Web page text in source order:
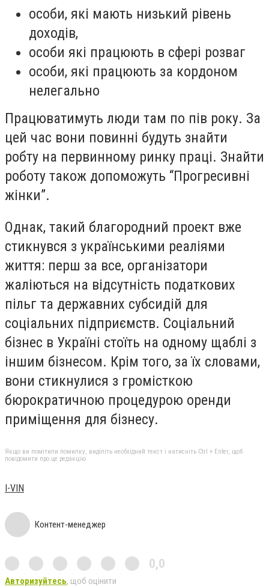
особи, які мають низький рівень
доходів,
особи які працюють в сфері розваг
особи, які працюють за кордоном
нелегально
Працюватимуть люди там по пів року. За
цей час вони повинні будуть знайти
робту на первинному ринку праці. Знайти
роботу також допоможуть “Прогресивні
жінки”.
Однак, такий благородний проект вже
стикнувся з українськими реаліями
життя: перш за все, організатори
жаліються на відсутність податкових
пільг та державних субсидій для
соціальних підприємств. Соціальний
бізнес в Україні стоїть на одному щаблі з
іншим бізнесом. Крім того, за їх словами,
вони стикнулися з громісткою
бюрократичною процедурою оренди
приміщення для бізнесу.
Якщо ви помітили помилку, виділіть необхідний текст і натисніть Ctrl + Enter, щоб
повідомити про це редакцію
I-VIN
Контент-менеджер
0,0
Авторизуйтесь, щоб оцінити